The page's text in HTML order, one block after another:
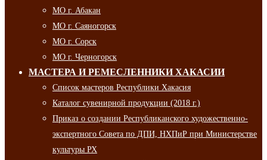
МО г. Абакан
МО г. Саяногорск
МО г. Сорск
МО г. Черногорск
МАСТЕРА И РЕМЕСЛЕННИКИ ХАКАСИИ
Список мастеров Республики Хакасия
Каталог сувенирной продукции (2018 г.)
Приказ о создании Республиканского художественно-
экспертного Совета по ДПИ, НХПиР при Министерстве
культуры РХ